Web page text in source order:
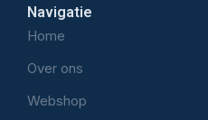
Navigatie
Home
Over ons
Webshop